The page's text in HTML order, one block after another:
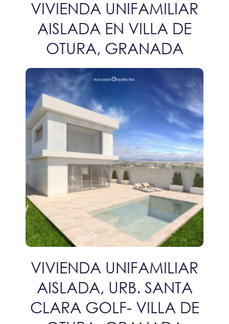
VIVIENDA UNIFAMILIAR
AISLADA EN VILLA DE
OTURA, GRANADA
VIVIENDA UNIFAMILIAR
AISLADA, URB. SANTA
CLARA GOLF- VILLA DE